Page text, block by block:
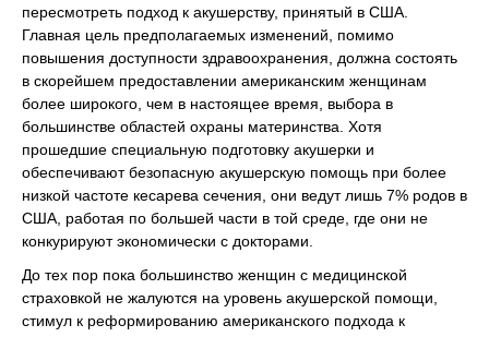
пересмотреть подход к акушерству, принятый в США.
Главная цель предполагаемых изменений, помимо
повышения доступности здравоохранения, должна состоять
в скорейшем предоставлении американским женщинам
более широкого, чем в настоящее время, выбора в
большинстве областей охраны материнства. Хотя
прошедшие специальную подготовку акушерки и
обеспечивают безопасную акушерскую помощь при более
низкой частоте кесарева сечения, они ведут лишь 7% родов в
США, работая по большей части в той среде, где они не
конкурируют экономически с докторами.
До тех пор пока большинство женщин с медицинской
страховкой не жалуются на уровень акушерской помощи,
стимул к реформированию американского подхода к